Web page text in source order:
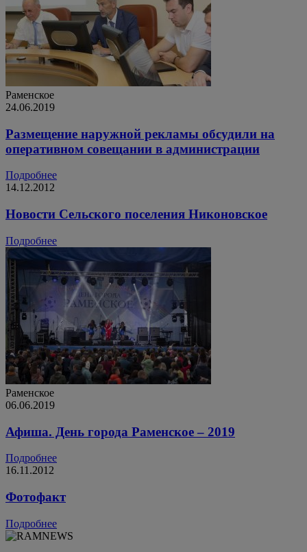
Раменское
24.06.2019
Размещение наружной рекламы обсудили на
оперативном совещании в администрации
Подробнее
14.12.2012
Новости Сельского поселения Никоновское
Подробнее
Раменское
06.06.2019
Афиша. День города Раменское – 2019
Подробнее
16.11.2012
Фотофакт
Подробнее